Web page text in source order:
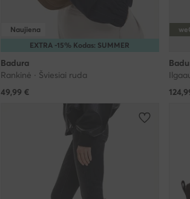
EXTRA -15% Kodas: SUMMER
Naujiena
Badura
Rankinė · Šviesiai ruda
49,99 €